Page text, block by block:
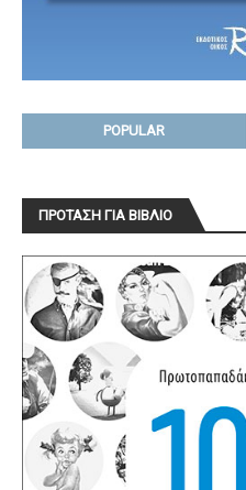
POPULAR
ΠΡΟΤΑΣΗ ΓΙΑ ΒΙΒΛΙΟ